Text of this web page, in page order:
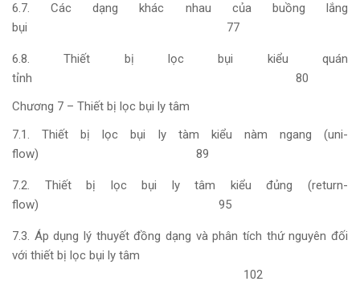
6.7. Các dạng khác nhau của buồng lắng
bụi 77
6.8. Thiết bị lọc bụi kiểu quán
tỉnh 80
Chương 7 – Thiết bị lọc bụi ly tâm
7.1. Thiết bị lọc bụi ly tàm kiểu nàm ngang (uni-
flow) 89
7.2. Thiết bị lọc bụi ly tâm kiểu đủng (return-
flow) 95
7.3. Áp dụng lý thuyết đồng dạng và phân tích thứ nguyên đối
với thiết bị lọc bụi ly tâm
102